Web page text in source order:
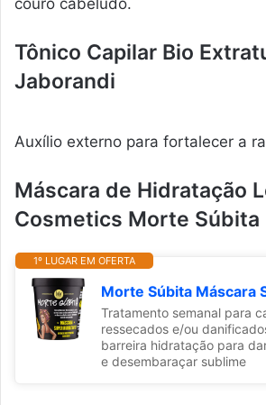
couro cabeludo.
Tônico Capilar Bio
Jaborandi
Auxílio externo para fortalecer a
Máscara de Hidratação
Cosmetics Morte Súbita
1º LUGAR EM OFERTA
Tratamento semanal para
ressecados e/ou
barreira hidratação para
e desembaraçar sublime